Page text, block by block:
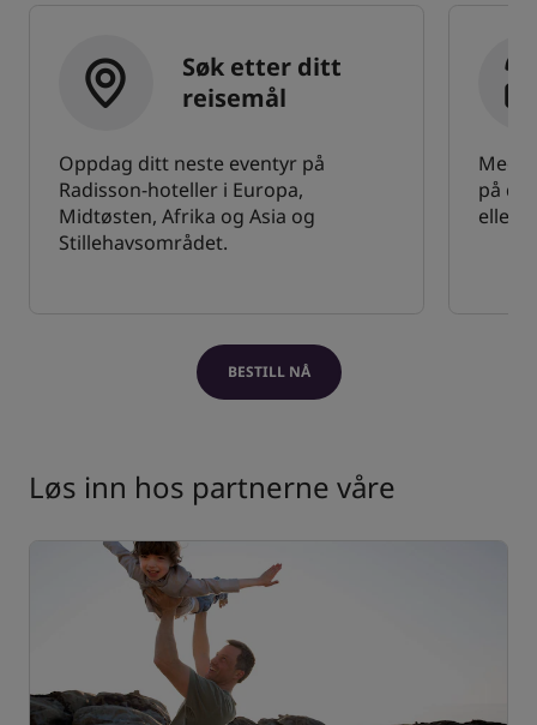
Søk etter ditt
reisemål
Oppdag ditt neste eventyr på
Radisson-hoteller i Europa,
Midtøsten, Afrika og Asia og
Stillehavsområdet.
på
eller
BESTILL NÅ
Løs inn hos partnerne våre